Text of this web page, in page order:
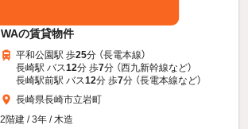
の賃貸物件
平和公園駅 歩25分 （長電本線）
長崎駅 バス12分 歩7分 （西九新幹線など）
長崎駅前駅 バス12分 歩7分 （長電本線など）
長崎県長崎市立岩町
2階建 / 3年 / 木造